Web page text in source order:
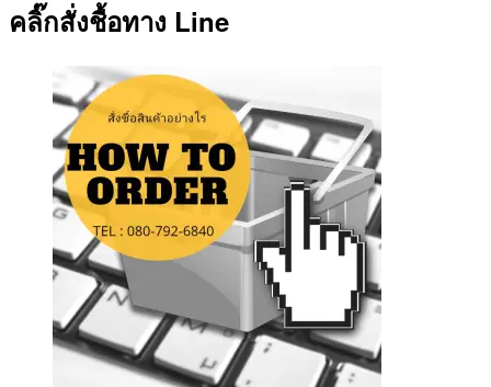
คลิ๊กสั่งชื้อทาง Line